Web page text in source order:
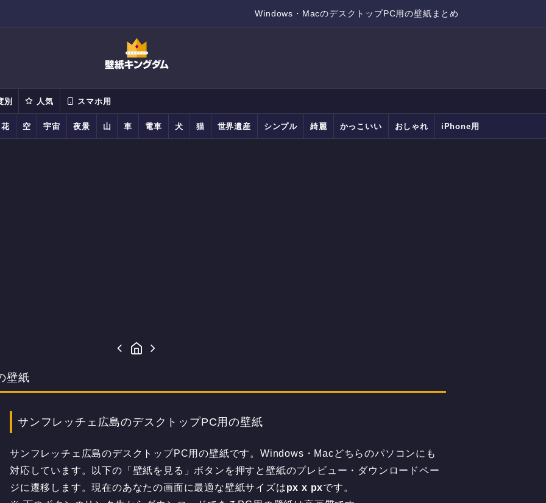
Windows・MacのデスクトップPC用の壁紙まとめ
別 人気 スマホ用
花 空 宇宙 夜景 山 車 電車 犬 猫 世界遺産 シンプル 綺麗 かっこいい おしゃれ iPhone用
壁紙
サンフレッチェ広島のデスクトップPC用の壁紙
サンフレッチェ広島のデスクトップPC用の壁紙です。Windows・Macどちらのパソコンにも
対応しています。以下の「壁紙を見る」ボタンを押すと壁紙のプレビュー・ダウンロードペー
ジに遷移します。現在のあなたの画面に最適な壁紙サイズはpx x pxです。